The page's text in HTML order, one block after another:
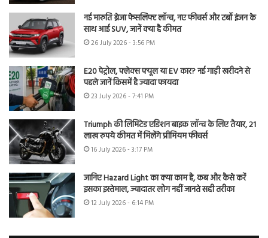
नई मारुति ब्रेजा फेसलिफ्ट लॉन्च, नए फीचर्स और टर्बो इंजन के
साथ आई SUV, जानें क्या है कीमत
26 July 2026 - 3:56 PM
E20 पेट्रोल, फ्लेक्स फ्यूल या EV कार? नई गाड़ी खरीदने से
पहले जानें किसमें है ज्यादा फायदा
23 July 2026 - 7:41 PM
Triumph की लिमिटेड एडिशन बाइक लॉन्च के लिए तैयार, 21
लाख रुपये कीमत में मिलेंगे प्रीमियम फीचर्स
16 July 2026 - 3:17 PM
जानिए Hazard Light का क्या काम है, कब और कैसे करें
इसका इस्तेमाल, ज्यादातर लोग नहीं जानते सही तरीका
12 July 2026 - 6:14 PM